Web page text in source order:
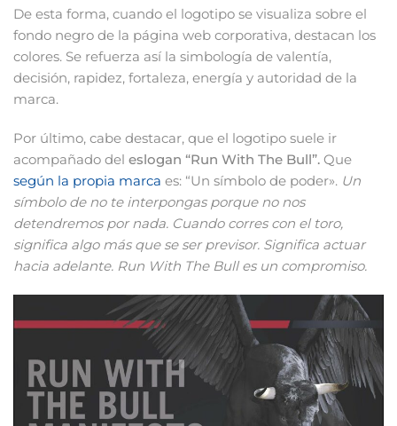
De esta forma, cuando el logotipo se visualiza sobre el
fondo negro de la página web corporativa, destacan los
colores. Se refuerza así la simbología de valentía,
decisión, rapidez, fortaleza, energía y autoridad de la
marca.
Por último, cabe destacar, que el logotipo suele ir
acompañado del eslogan “Run With The Bull”. Que
según la propia marca es: “Un símbolo de poder». Un
símbolo de no te interpongas porque no nos
detendremos por nada. Cuando corres con el toro,
significa algo más que se ser previsor. Significa actuar
hacia adelante. Run With The Bull es un compromiso.